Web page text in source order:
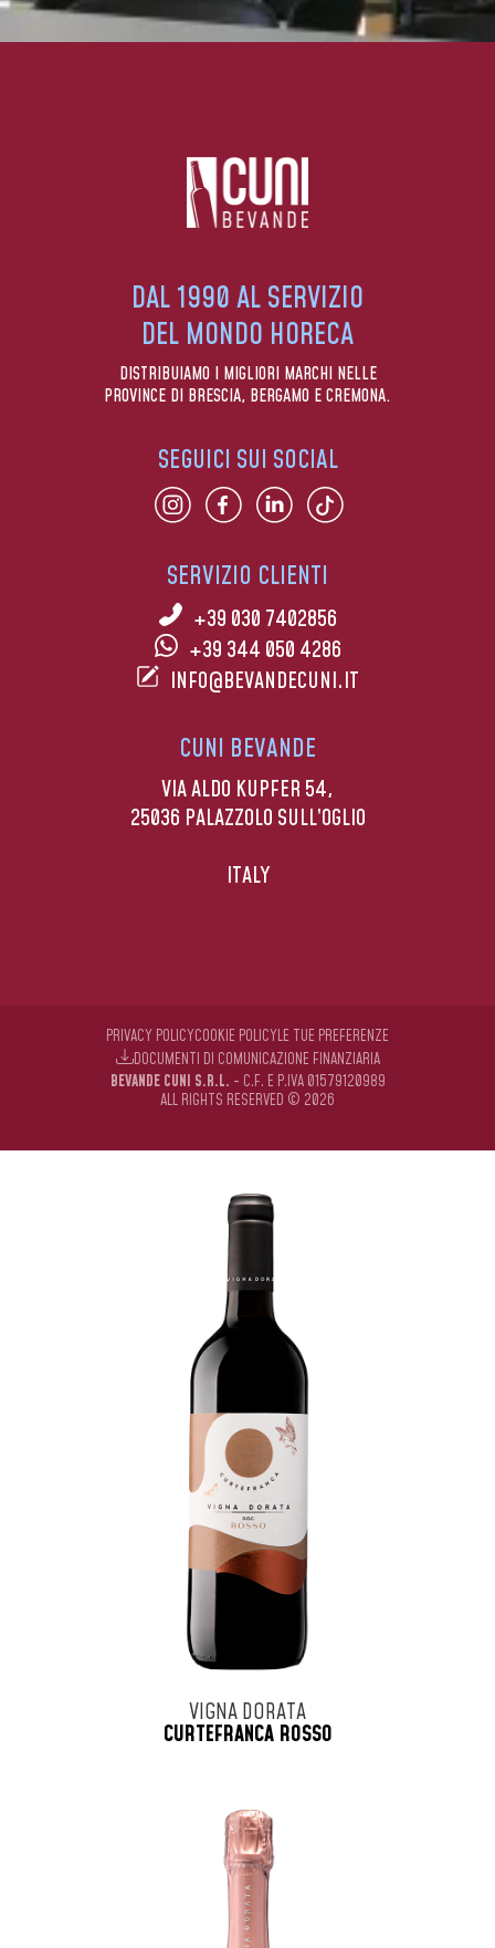
DAL 1990 AL SERVIZIO
DEL MONDO HORECA
DISTRIBUIAMO I MIGLIORI MARCHI NELLE
PROVINCE DI BRESCIA, BERGAMO E CREMONA.
SERVIZIO CLIENTI
+39 030 7402856
+39 344 050 4286
INFO@BEVANDECUNI.IT
CUNI BEVANDE
VIA ALDO KUPFER 54,
25036 PALAZZOLO SULL’OGLIO
ITALY
SEGUICI SUI SOCIAL
BEVANDE CUNI S.R.L. - C.F. E P.IVA 01579120989
ALL RIGHTS RESERVED © 2026
PRIVACY POLICYCOOKIE POLICYLE TUE PREFERENZE
DOCUMENTI DI COMUNICAZIONE FINANZIARIA
VIGNA DORATA
CURTEFRANCA ROSSO